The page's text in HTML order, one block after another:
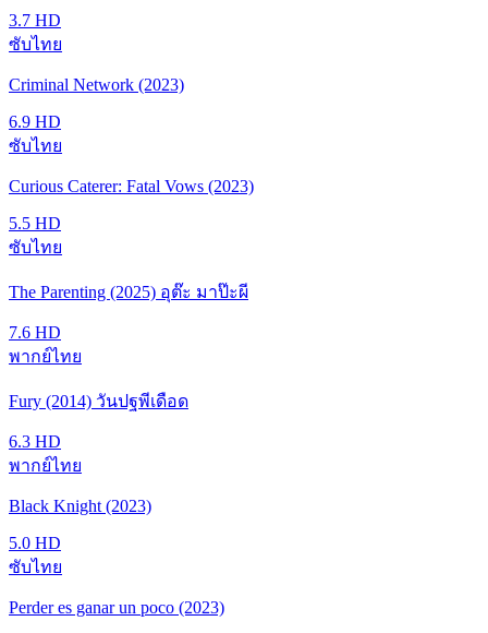
3.7 HD
ซับไทย
Criminal Network (2023)
6.9 HD
ซับไทย
Curious Caterer: Fatal Vows (2023)
5.5 HD
ซับไทย
The Parenting (2025) อุต๊ะ มาป๊ะผี
7.6 HD
พากย์ไทย
Fury (2014) วันปฐพีเดือด
6.3 HD
พากย์ไทย
Black Knight (2023)
5.0 HD
ซับไทย
Perder es ganar un poco (2023)